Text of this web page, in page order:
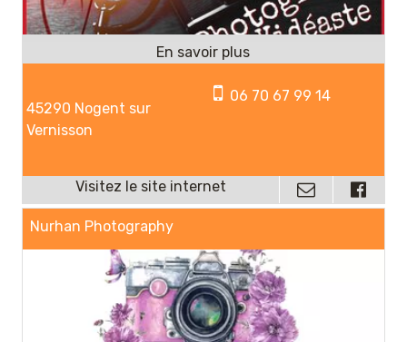
45290 Nogent sur
Vernisson
06 70 67 99 14
Nurhan Photography